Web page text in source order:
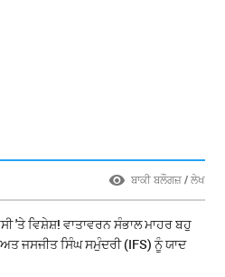
ਬਾਕੀ ਬਲੌਗਜ਼ / ਲੇਖ
'ਤੇ ਵਿਸ਼ੇਸ਼! ਵਾਤਾਵਰਨ ਸੰਭਾਲ ਮਾਹਰ ਬਹੁ
ਜਸਜੀਤ ਸਿੰਘ ਸਮੁੰਦਰੀ (IFS) ਨੂੰ ਯਾਦ